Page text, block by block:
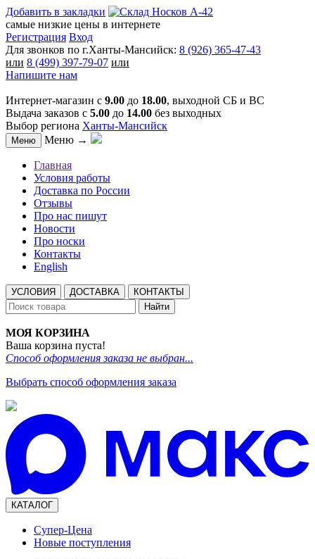
Добавить в закладки
самые низкие цены в интернете
Регистрация Вход
Для звонков по г.Ханты-Мансийск: 8 (926) 365-47-43
или 8 (499) 397-79-07 или
Напишите нам
Интернет-магазин с 9.00 до 18.00, выходной СБ и ВС
Выдача заказов с 5.00 до 14.00 без выходных
Выбор региона Ханты-Мансийск
Меню Меню →
Главная
Условия работы
Доставка по России
Отзывы
Про нас пишут
Новости
Про носки
Контакты
English
УСЛОВИЯ ДОСТАВКА
КОНТАКТЫ
Найти
МОЯ КОРЗИНА
Ваша корзина пуста!
Способ оформления заказа не выбран...
Выбрать способ оформления заказа
КАТАЛОГ
Супер-Цена
Новые поступления